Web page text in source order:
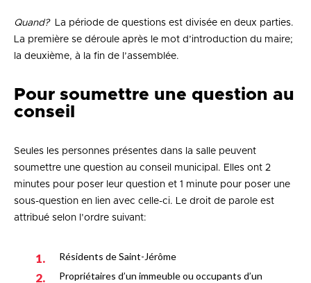
Quand?La période de questions est divisée en deux parties.
La première se déroule après le mot d’introduction du maire;
la deuxième, à la fin de l’assemblée.
Pour soumettre une question au
conseil
Seules les personnes présentes dans la salle peuvent
soumettre une question au conseil municipal. Elles ont 2
minutes pour poser leur question et 1 minute pour poser une
sous-question en lien avec celle-ci. Le droit de parole est
attribué selon l’ordre suivant:
Résidents de Saint-Jérôme
Propriétaires d’un immeuble ou occupants d’un